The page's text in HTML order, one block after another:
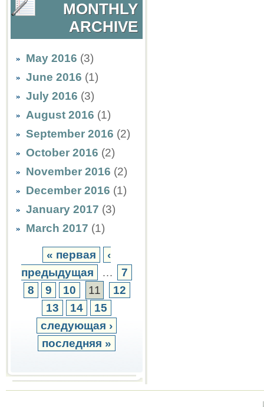
MONTHLY
ARCHIVE
May 2016 (3)
June 2016 (1)
July 2016 (3)
August 2016 (1)
September 2016 (2)
October 2016 (2)
November 2016 (2)
December 2016 (1)
January 2017 (3)
March 2017 (1)
« первая
‹
предыдущая
…
7
8
9 10 11
12
13
14
15
следующая ›
последняя »